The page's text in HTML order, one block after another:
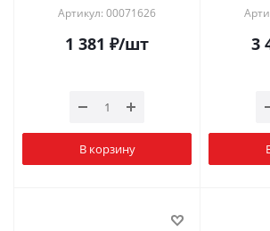
Артикул: 00071626
1 381 ₽/шт
В корзину
3